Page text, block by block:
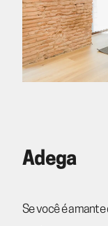
Adega
Se você é amante